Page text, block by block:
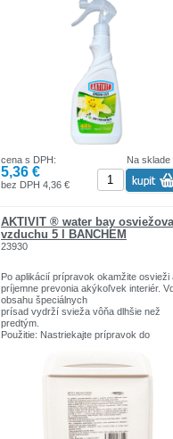
Na sklade
cena s DPH:
5,36 €
bez DPH 4,36 €
AKTIVIT ® water bay
vzduchu 5 l BANCHEM
23930
Po aplikácií prípravok okamžite osvieži
príjemne prevonia akýkoľvek interiér.
obsahu špeciálnych
prísad vydrží svieža vôňa dlhšie než
predtým.
Použitie: Nastriekajte prípravok do
iný povrch a užívajte si príjemný pocit z
dlhotrvajúcej vône.